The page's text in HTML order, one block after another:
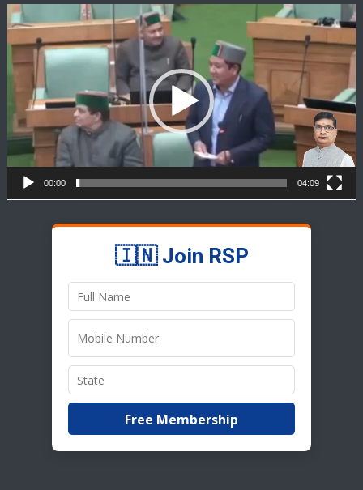
Video
Player
00:00 04:09
🇮🇳 Join RSP
Free Membership